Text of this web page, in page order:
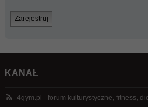
Zarejestruj
KANAŁ
4gym.pl - forum kulturystyczne, fitness,